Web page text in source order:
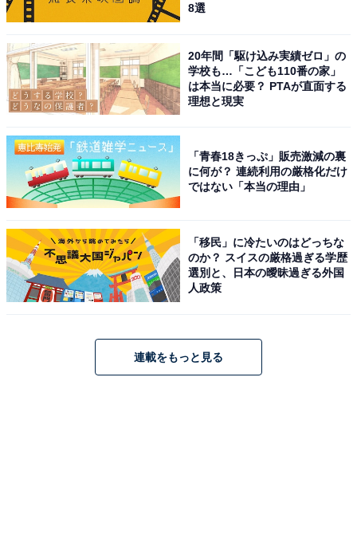
8選
20年間「駆け込み実績ゼロ」の
学校も…「こども110番の家」
は本当に必要？ PTAが直面する
理想と現実
「青春18きっぷ」販売激減の裏
に何が？ 連続利用の厳格化だけ
ではない「本当の理由」
「移民」に冷たいのはどっちな
のか？ スイスの厳格過ぎる学歴
選別と、日本の曖昧過ぎる外国
人政策
連載をもっと見る